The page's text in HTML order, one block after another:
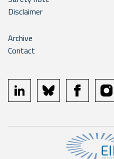
Disclaimer
Archive
Contact
linkedin bluesky facebook